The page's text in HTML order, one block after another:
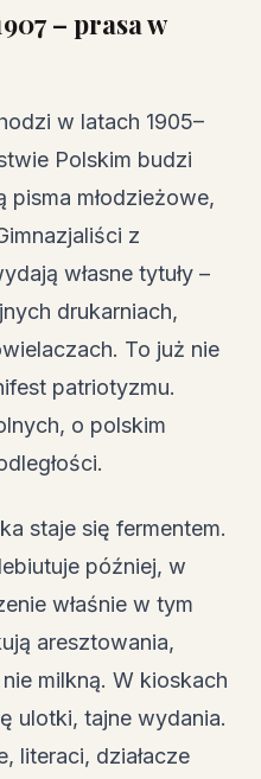
– prasa w
w latach 1905–
Polskim budzi
pisma młodzieżowe,
z
własne tytuły –
drukarniach,
To już nie
patriotyzmu.
o polskim
staje się fermentem.
później, w
właśnie w tym
aresztowania,
milkną. W kioskach
ulotki, tajne wydania.
literaci, działacze